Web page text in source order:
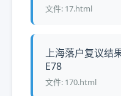
文件: 17.html
上海落户复议结
E78
文件: 170.html